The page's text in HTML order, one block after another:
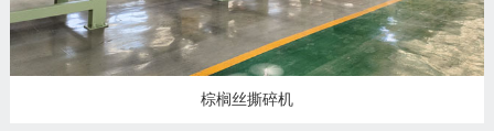
机
械
棕榈丝撕碎机